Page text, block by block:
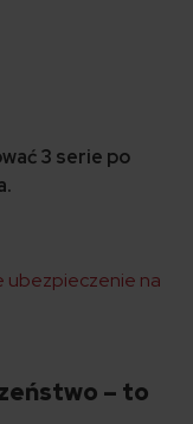
3 serie po
ubezpieczenie na
– to